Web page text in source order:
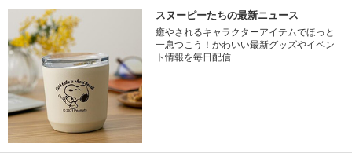
スヌーピーたちの最新ニュース
癒やされるキャラクターアイテムでほっと
一息つこう！かわいい最新グッズやイベン
ト情報を毎日配信